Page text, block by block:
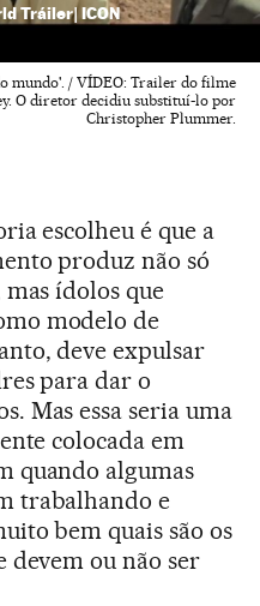
Tráiler| ICON
mundo'. / VÍDEO: Trailer do filme
O diretor decidiu substituí-lo por
Christopher Plummer.
escolheu é que a
produz não só
ídolos que
modelo de
deve expulsar
para dar o
Mas essa seria uma
colocada em
quando algumas
trabalhando e
bem quais são os
devem ou não ser